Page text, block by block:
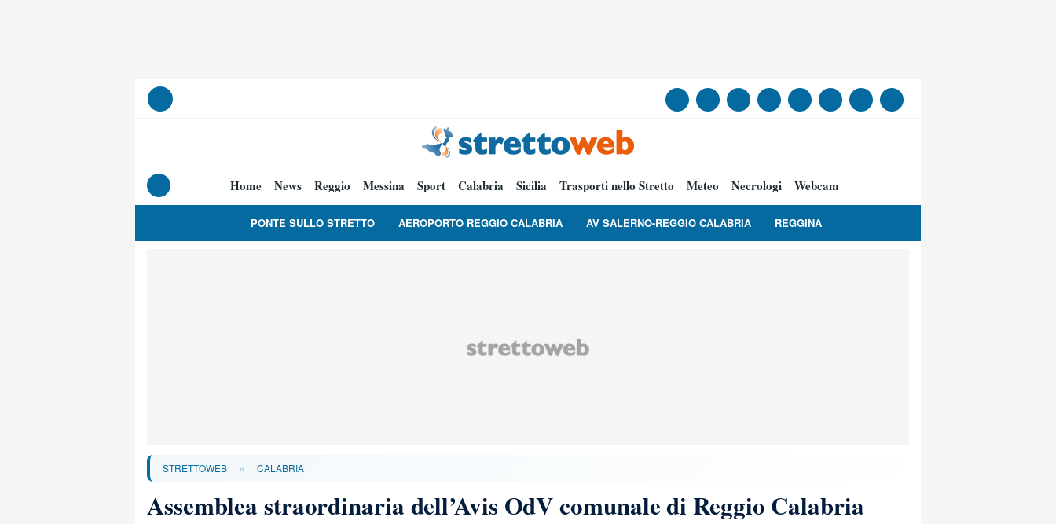
Home News Reggio Messina Sport Calabria Sicilia Trasporti nello Stretto Meteo Necrologi Webcam
PONTE SULLO STRETTO AEROPORTO REGGIO CALABRIA AV SALERNO-REGGIO CALABRIA REGGINA
STRETTOWEB » CALABRIA
Assemblea straordinaria dell’Avis OdV comunale di Reggio Calabria